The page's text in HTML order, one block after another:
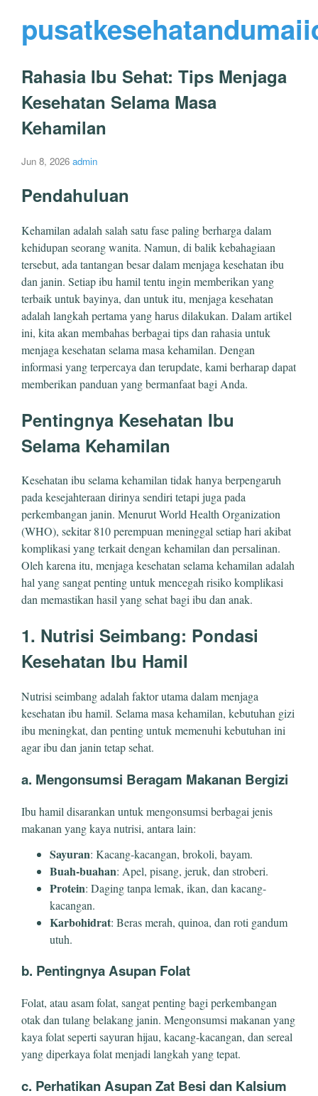
Rahasia Ibu Sehat: Tips Menjaga
Kesehatan Selama Masa
Kehamilan
Jun 8, 2026 admin
Pendahuluan
Kehamilan adalah salah satu fase paling berharga dalam
kehidupan seorang wanita. Namun, di balik kebahagiaan
tersebut, ada tantangan besar dalam menjaga kesehatan ibu
dan janin. Setiap ibu hamil tentu ingin memberikan yang
terbaik untuk bayinya, dan untuk itu, menjaga kesehatan
adalah langkah pertama yang harus dilakukan. Dalam artikel
ini, kita akan membahas berbagai tips dan rahasia untuk
menjaga kesehatan selama masa kehamilan. Dengan
informasi yang terpercaya dan terupdate, kami berharap dapat
memberikan panduan yang bermanfaat bagi Anda.
Pentingnya Kesehatan Ibu
Selama Kehamilan
Kesehatan ibu selama kehamilan tidak hanya berpengaruh
pada kesejahteraan dirinya sendiri tetapi juga pada
perkembangan janin. Menurut World Health Organization
(WHO), sekitar 810 perempuan meninggal setiap hari akibat
komplikasi yang terkait dengan kehamilan dan persalinan.
Oleh karena itu, menjaga kesehatan selama kehamilan adalah
hal yang sangat penting untuk mencegah risiko komplikasi
dan memastikan hasil yang sehat bagi ibu dan anak.
1. Nutrisi Seimbang: Pondasi
Kesehatan Ibu Hamil
Nutrisi seimbang adalah faktor utama dalam menjaga
kesehatan ibu hamil. Selama masa kehamilan, kebutuhan gizi
ibu meningkat, dan penting untuk memenuhi kebutuhan ini
agar ibu dan janin tetap sehat.
a. Mengonsumsi Beragam Makanan Bergizi
Ibu hamil disarankan untuk mengonsumsi berbagai jenis
makanan yang kaya nutrisi, antara lain:
Sayuran: Kacang-kacangan, brokoli, bayam.
Buah-buahan: Apel, pisang, jeruk, dan stroberi.
Protein: Daging tanpa lemak, ikan, dan kacang-
kacangan.
Karbohidrat: Beras merah, quinoa, dan roti gandum
utuh.
b. Pentingnya Asupan Folat
Folat, atau asam folat, sangat penting bagi perkembangan
otak dan tulang belakang janin. Mengonsumsi makanan yang
kaya folat seperti sayuran hijau, kacang-kacangan, dan sereal
yang diperkaya folat menjadi langkah yang tepat.
c. Perhatikan Asupan Zat Besi dan Kalsium